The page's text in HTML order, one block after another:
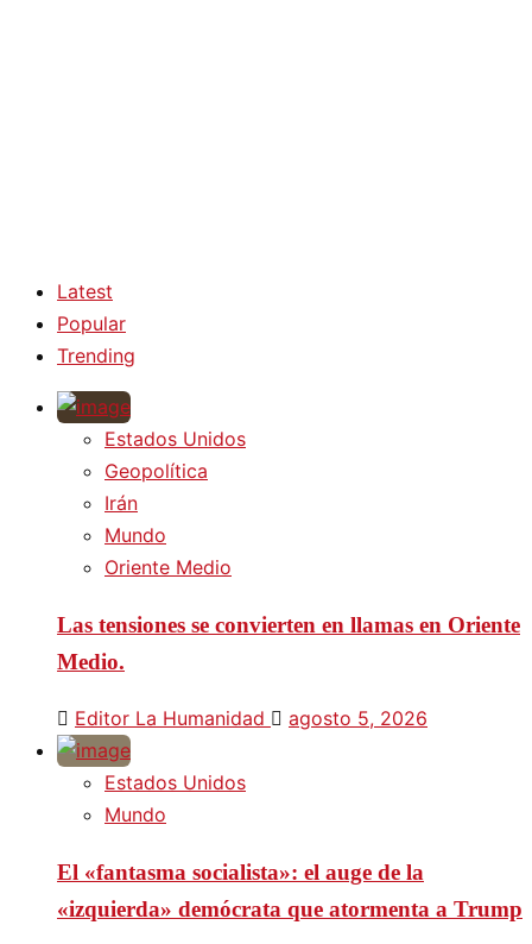
Latest
Popular
Trending
Estados Unidos
Geopolítica
Irán
Mundo
Oriente Medio
Las tensiones se convierten en llamas en Oriente
Medio.
Editor La Humanidad agosto 5, 2026
Estados Unidos
Mundo
El «fantasma socialista»: el auge de la
«izquierda» demócrata que atormenta a Trump